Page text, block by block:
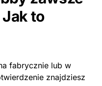
to
fabrycznie lub w
znajdziesz